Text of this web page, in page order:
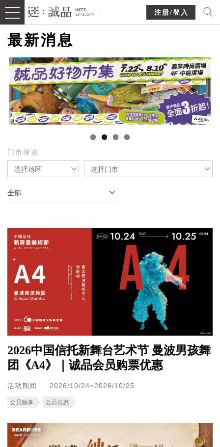
注册/登入
最新消息
门市筛选
选择地区 选择门市
全部
2026中国信托新舞台艺术节 曼波男孩舞
团《A4》｜诚品会员购票优惠
活动期间 2026/10/24~2026/10/25
会员独享 会员优惠